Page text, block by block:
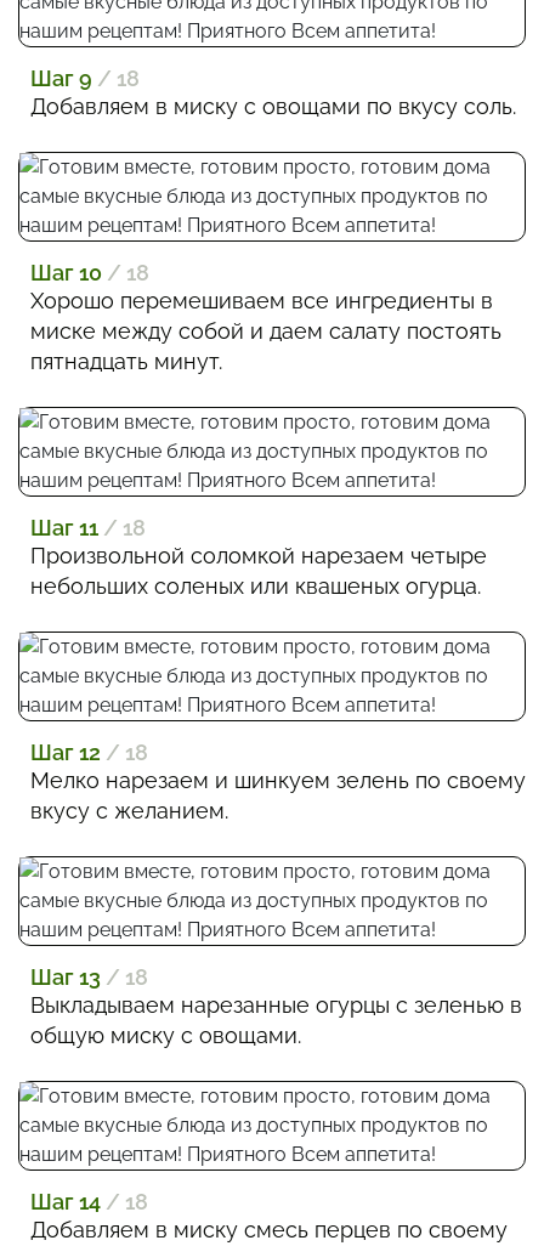
Шаг 9 / 18
Добавляем в миску с овощами по вкусу соль.
Шаг 10 / 18
Хорошо перемешиваем все ингредиенты в
миске между собой и даем салату постоять
пятнадцать минут.
Шаг 11 / 18
Произвольной соломкой нарезаем четыре
небольших соленых или квашеных огурца.
Шаг 12 / 18
Мелко нарезаем и шинкуем зелень по своему
вкусу с желанием.
Шаг 13 / 18
Выкладываем нарезанные огурцы с зеленью в
общую миску с овощами.
Шаг 14 / 18
Добавляем в миску смесь перцев по своему